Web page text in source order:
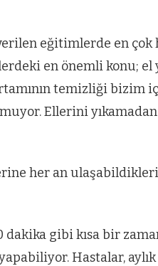
eğitimlerde en çok
en önemli konu; el
temizliği bizim
Ellerini
her an
gibi kısa bir
Hastalar,